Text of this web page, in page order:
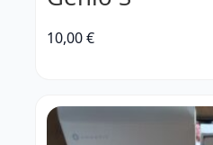
10,00€